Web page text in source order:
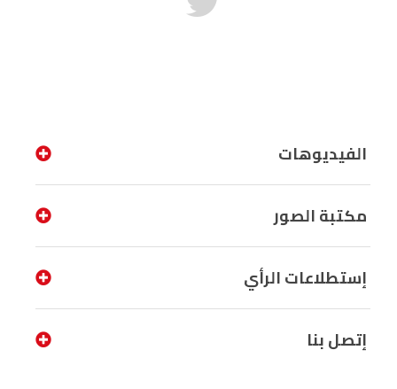
الفيديوهات
مكتبة الصور
إستطلاعات الرأي
إتصل بنا